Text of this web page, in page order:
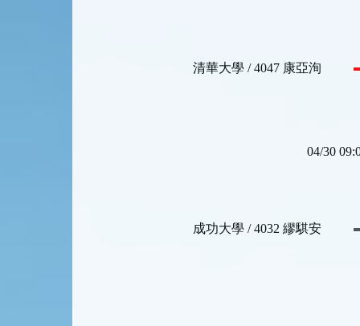
清華大學 / 4047 康亞洵
成功大學 / 4032 繆騏安